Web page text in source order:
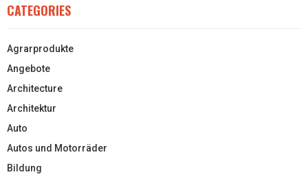
CATEGORIES
Agrarprodukte
Angebote
Architecture
Architektur
Auto
Autos und Motorräder
Bildung